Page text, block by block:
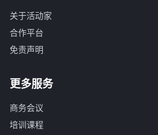
关于活动家
合作平台
免责声明
更多服务
商务会议
培训课程